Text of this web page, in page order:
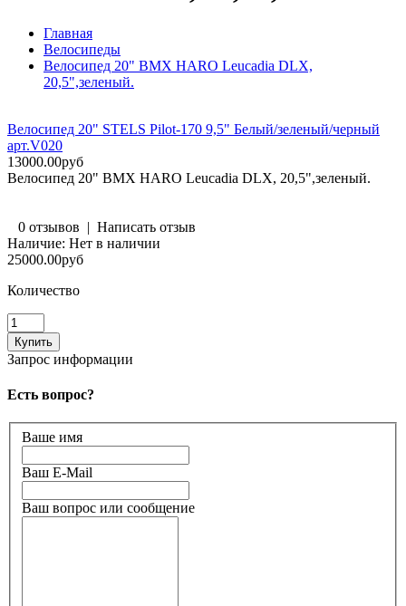
Главная
Велосипеды
Велосипед 20" BMX HARO Leucadia DLX,
20,5",зеленый.
Велосипед 20" STELS Pilot-170 9,5" Белый/зеленый/черный
арт.V020
13000.00руб
Велосипед 20" BMX HARO Leucadia DLX, 20,5",зеленый.
0 отзывов | Написать отзыв
Наличие: Нет в наличии
25000.00руб
Количество
Запрос информации
Есть вопрос?
Ваше имя
Ваш E-Mail
Ваш вопрос или сообщение